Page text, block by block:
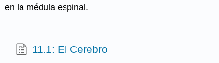
en la médula espinal.
11.1: El Cerebro